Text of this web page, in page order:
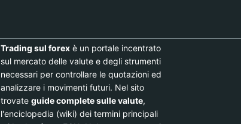
Trading sul forex è un portale incentrato
sul mercato delle valute e degli strumenti
necessari per controllare le quotazioni ed
analizzare i movimenti futuri. Nel sito
trovate guide complete sulle valute,
l'enciclopedia (wiki) dei termini principali